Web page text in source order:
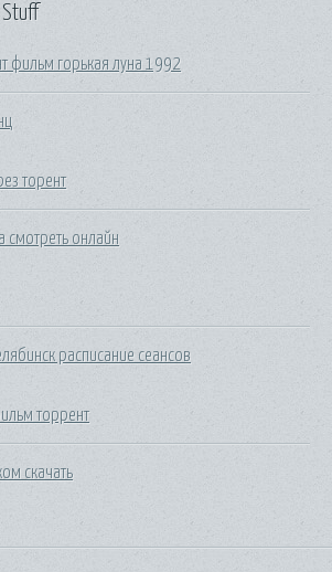
Stuff
фильм горькая луна 1992
торент
смотреть онлайн
расписание сеансов
торрент
скачать